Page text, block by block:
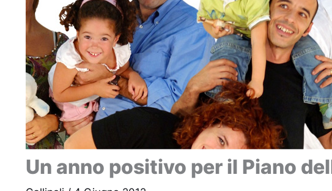
Un anno positivo per il Piano